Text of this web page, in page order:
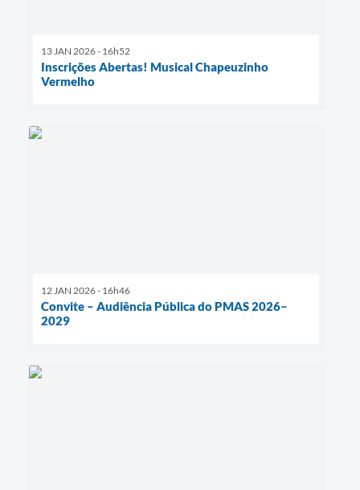
13 JAN 2026 - 16h52
Inscrições Abertas! Musical Chapeuzinho
Vermelho
12 JAN 2026 - 16h46
Convite – Audiência Pública do PMAS 2026–
2029